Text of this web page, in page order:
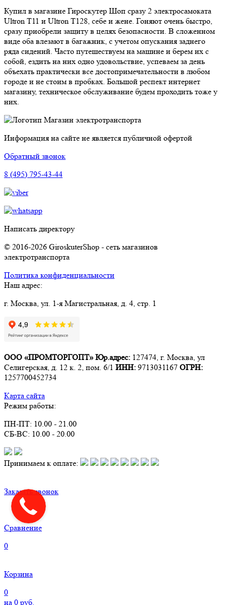
Купил в магазине Гироскутер Шоп сразу 2 электросамоката
Ultron T11 и Ultron T128, себе и жене. Гоняют очень быстро,
сразу приобрели защиту в целях безопасности. В сложенном
виде оба влезают в багажник, с учетом опускания заднего
ряда сидений. Часто путешествуем на машине и берем их с
собой, ездить на них одно удовольствие, успеваем за день
объехать практически все достопримечательности в любом
городе и не стоим в пробках. Большой респект интернет
магазину, техническое обслуживание будем проходить тоже у
них.
Магазин электротранспорта
Информация на сайте не является публичной офертой
Обратный звонок
8 (495) 795-43-44
Написать директору
© 2016-2026 GiroskuterShop - сеть магазинов
электротранспорта
Политика конфиденциальности
Наш адрес:
г. Москва, ул. 1-я Магистральная, д. 4, стр. 1
ООО «ПРОМТОРГОПТ» Юр.адрес: 127474, г. Москва, ул
Селигерская, д. 12 к. 2, пом. 6/1 ИНН: 9713031167 ОГРН:
1257700452734
Карта сайта
Режим работы:
ПН-ПТ: 10.00 - 21.00
СБ-ВС: 10.00 - 20.00
Принимаем к оплате:
Заказать звонок
Сравнение
0
Корзина
0
на 0 руб.